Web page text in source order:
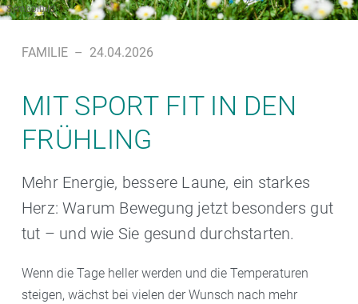
Symbolbild
FAMILIE – 24.04.2026
MIT SPORT FIT IN DEN
FRÜHLING
Mehr Energie, bessere Laune, ein starkes
Herz: Warum Bewegung jetzt besonders gut
tut – und wie Sie gesund durchstarten.
Wenn die Tage heller werden und die Temperaturen
steigen, wächst bei vielen der Wunsch nach mehr